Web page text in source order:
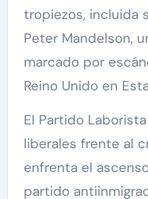
tropiezos, incluida
Peter Mandelson,
marcado por
Reino Unido en
El Partido
liberales frente al
enfrenta el
partido